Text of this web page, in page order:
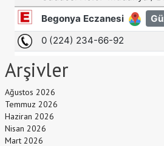
Arşivler
Ağustos 2026
Temmuz 2026
Haziran 2026
Nisan 2026
Mart 2026